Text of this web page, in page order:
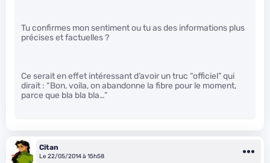
Tu confirmes mon sentiment ou tu as des informations plus
précises et factuelles ?
Ce serait en effet intéressant d’avoir un truc “officiel” qui
dirait : “Bon, voila, on abandonne la fibre pour le moment,
parce que bla bla bla…”
Citan
Le 22/05/2014 à 15h58